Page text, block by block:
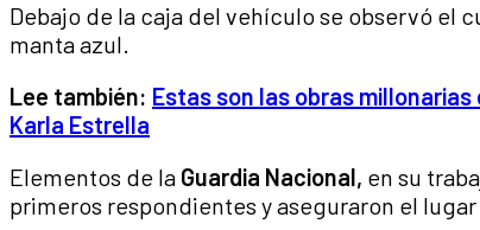
Debajo de la caja del vehículo se observó el
manta azul.
Lee también: Estas son las obras
Karla Estrella
Elementos de la Guardia Nacional, en su
primeros respondientes y aseguraron el